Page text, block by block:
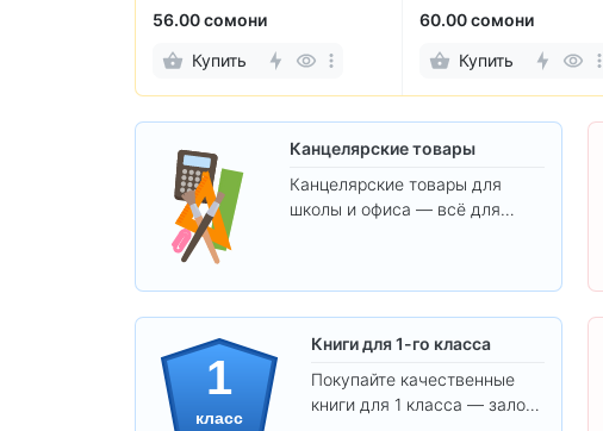
60.00 сомони
Купить
25.00 сомони
Купить
Канцелярские товары
Канцелярские товары для
школы и офиса — всё для
1
класс
Книги для 1-го класса
Покупайте качественные
книги для 1 класса — залог